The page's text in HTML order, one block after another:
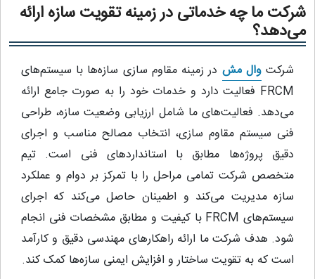
شرکت ما چه خدماتی در زمینه تقویت سازه ارائه
می‌دهد؟
شرکتوال مش در زمینه مقاوم‌ سازی سازه‌ها با سیستم‌های
FRCM فعالیت دارد و خدمات خود را به صورت جامع ارائه
می‌دهد. فعالیت‌های ما شامل ارزیابی وضعیت سازه، طراحی
فنی سیستم مقاوم‌ سازی، انتخاب مصالح مناسب و اجرای
دقیق پروژه‌ها مطابق با استانداردهای فنی است. تیم
متخصص شرکت تمامی مراحل را با تمرکز بر دوام و عملکرد
سازه مدیریت می‌کند و اطمینان حاصل می‌کند که اجرای
سیستم‌های FRCM با کیفیت و مطابق مشخصات فنی انجام
شود. هدف شرکت ما ارائه راهکارهای مهندسی دقیق و کارآمد
است که به تقویت ساختار و افزایش ایمنی سازه‌ها کمک کند.